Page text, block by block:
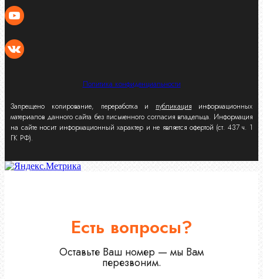
Политика конфиденциальности
Запрещено копирование, переработка и публикация информационных
материалов данного сайта без письменного согласия владельца. Информация
на сайте носит информационный характер и не является офертой (ст. 437 ч. 1
ГК РФ).
Есть вопросы?
Оставьте Ваш номер — мы Вам
перезвоним.